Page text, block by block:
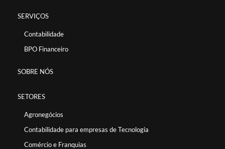
SERVIÇOS
Contabilidade
BPO Financeiro
SOBRE NÓS
SETORES
Agronegócios
Contabilidade para empresas de Tecnologia
Comércio e Franquias